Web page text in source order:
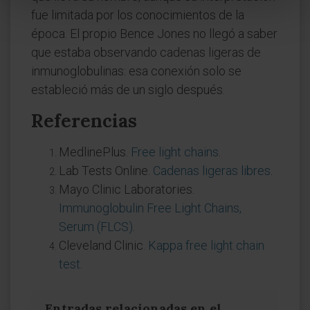
fue limitada por los conocimientos de la
época. El propio Bence Jones no llegó a saber
que estaba observando cadenas ligeras de
inmunoglobulinas: esa conexión solo se
estableció más de un siglo después.
Referencias
MedlinePlus. Free light chains
Lab Tests Online. Cadenas ligeras libres
Mayo Clinic Laboratories.
Immunoglobulin Free Light Chains,
Serum (FLCS)
Cleveland Clinic. Kappa free light chain
test